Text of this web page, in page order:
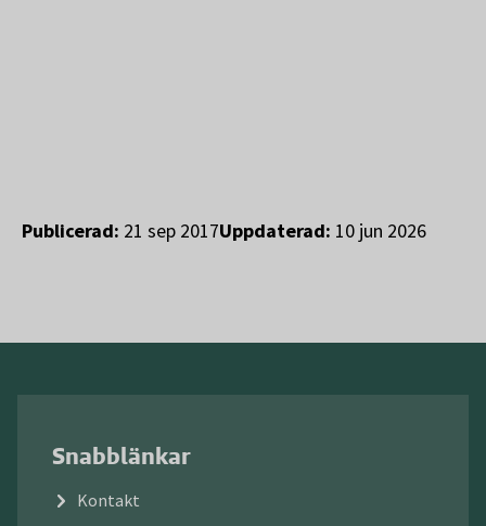
Publicerad: 21 sep 2017Uppdaterad: 10 jun 2026
Snabblänkar
Kontakt